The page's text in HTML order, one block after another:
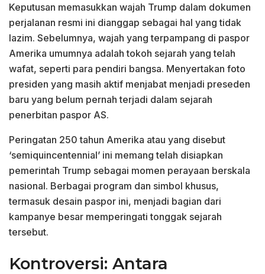
Keputusan memasukkan wajah Trump dalam dokumen
perjalanan resmi ini dianggap sebagai hal yang tidak
lazim. Sebelumnya, wajah yang terpampang di paspor
Amerika umumnya adalah tokoh sejarah yang telah
wafat, seperti para pendiri bangsa. Menyertakan foto
presiden yang masih aktif menjabat menjadi preseden
baru yang belum pernah terjadi dalam sejarah
penerbitan paspor AS.
Peringatan 250 tahun Amerika atau yang disebut
‘semiquincentennial’ ini memang telah disiapkan
pemerintah Trump sebagai momen perayaan berskala
nasional. Berbagai program dan simbol khusus,
termasuk desain paspor ini, menjadi bagian dari
kampanye besar memperingati tonggak sejarah
tersebut.
Kontroversi: Antara